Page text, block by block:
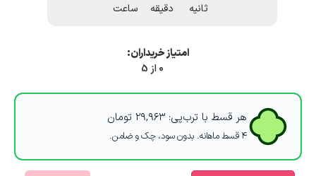
ساعت دقیقه ثانیه
امتیاز خریداران:
0 از 5
هر قسط با ترب‌پی: ۲۹,۹۶۳ تومان
۴ قسط ماهانه. بدون سود، چک و ضامن.